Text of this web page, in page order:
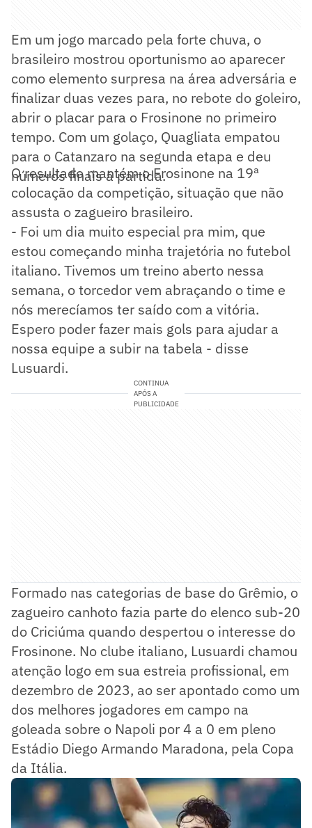
Em um jogo marcado pela forte chuva, o
brasileiro mostrou oportunismo ao aparecer
como elemento surpresa na área adversária e
finalizar duas vezes para, no rebote do goleiro,
abrir o placar para o Frosinone no primeiro
tempo. Com um golaço, Quagliata empatou
para o Catanzaro na segunda etapa e deu
números finais à partida.
O resultado mantém o Frosinone na 19ª
colocação da competição, situação que não
assusta o zagueiro brasileiro.
- Foi um dia muito especial pra mim, que
estou começando minha trajetória no futebol
italiano. Tivemos um treino aberto nessa
semana, o torcedor vem abraçando o time e
nós merecíamos ter saído com a vitória.
Espero poder fazer mais gols para ajudar a
nossa equipe a subir na tabela - disse
Lusuardi.
CONTINUA
APÓS A
PUBLICIDADE
Formado nas categorias de base do Grêmio, o
zagueiro canhoto fazia parte do elenco sub-20
do Criciúma quando despertou o interesse do
Frosinone. No clube italiano, Lusuardi chamou
atenção logo em sua estreia profissional, em
dezembro de 2023, ao ser apontado como um
dos melhores jogadores em campo na
goleada sobre o Napoli por 4 a 0 em pleno
Estádio Diego Armando Maradona, pela Copa
da Itália.